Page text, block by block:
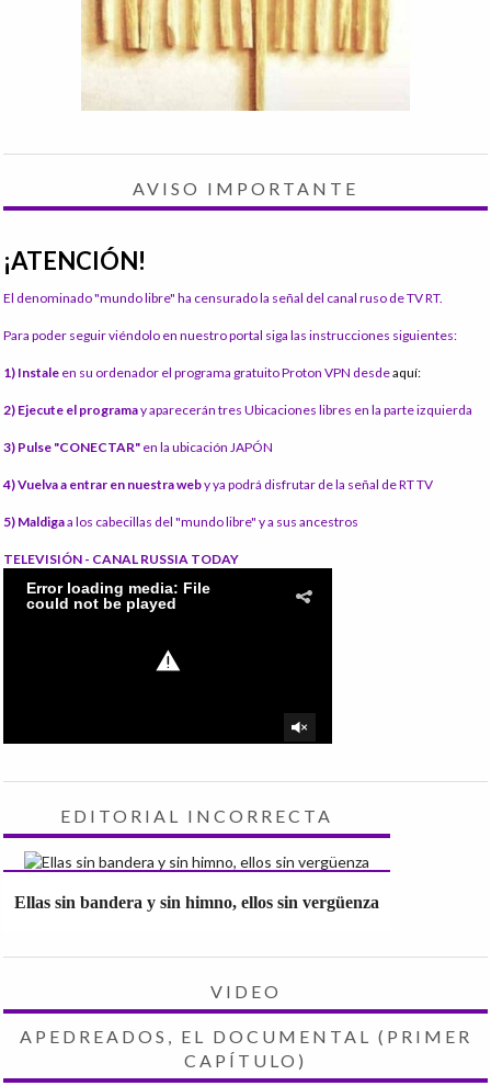
AVISO IMPORTANTE
¡ATENCIÓN!
El denominado "mundo libre" ha censurado la señal del canal ruso de TV RT.
Para poder seguir viéndolo en nuestro portal siga las instrucciones siguientes:
1) Instale en su ordenador el programa gratuito Proton VPN desdeaquí:
2) Ejecute el programay aparecerán tres Ubicaciones libres en la parte izquierda
3) Pulse "CONECTAR" en la ubicación JAPÓN
4) Vuelva a entrar en nuestra weby ya podrá disfrutar de la señal de RT TV
5) Maldigaa los cabecillas del "mundo libre" y a sus ancestros
TELEVISIÓN - CANAL RUSSIA TODAY
EDITORIAL INCORRECTA
Ellas sin bandera y sin himno, ellos sin vergüenza
VIDEO
APEDREADOS, EL DOCUMENTAL (PRIMER
CAPÍTULO)